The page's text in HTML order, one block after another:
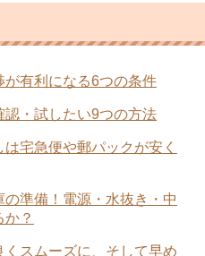
スムーズに進めるなら業者も
方法・チェック項目
暮らしの引越料金相場！繁忙
離別一覧
有利になる6つの条件
・試したい9つの方法
宅急便や郵パックが安く
準備！電源・水抜き・中
？
スムーズに、そして早め